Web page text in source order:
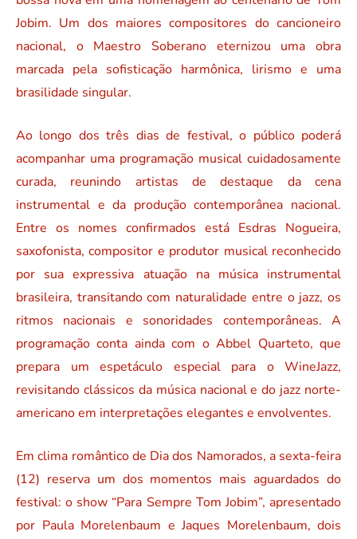
Jobim. Um dos maiores compositores do cancioneiro
nacional, o Maestro Soberano eternizou uma obra
marcada pela sofisticação harmônica, lirismo e uma
brasilidade singular.
Ao longo dos três dias de festival, o público poderá
acompanhar uma programação musical cuidadosamente
curada, reunindo artistas de destaque da cena
instrumental e da produção contemporânea nacional.
Entre os nomes confirmados está Esdras Nogueira,
saxofonista, compositor e produtor musical reconhecido
por sua expressiva atuação na música instrumental
brasileira, transitando com naturalidade entre o jazz, os
ritmos nacionais e sonoridades contemporâneas. A
programação conta ainda com o Abbel Quarteto, que
prepara um espetáculo especial para o WineJazz,
revisitando clássicos da música nacional e do jazz norte-
americano em interpretações elegantes e envolventes.
Em clima romântico de Dia dos Namorados, a sexta-feira
(12) reserva um dos momentos mais aguardados do
festival: o show “Para Sempre Tom Jobim”, apresentado
por Paula Morelenbaum e Jaques Morelenbaum, dois